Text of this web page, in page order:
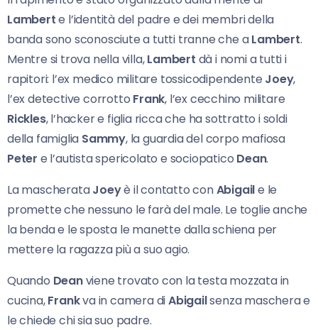
Lamberte l’identità del padre e dei membri della
banda sono sconosciute a tutti tranne che aLambert.
Mentre si trova nella villa,Lambert dà i nomi a tutti i
rapitori: l’ex medico militare tossicodipendente Joey,
l’ex detective corrotto Frank, l’ex cecchino militare
Rickles, l’hacker e figlia ricca che ha sottratto i soldi
della famiglia Sammy, la guardia del corpo mafiosa
Peter e l’autista spericolato e sociopatico Dean.
La mascherataJoeyè il contatto conAbigaile le
promette che nessuno le farà del male. Le toglie anche
la benda e le sposta le manette dalla schiena per
mettere la ragazza più a suo agio.
Quando Deanviene trovato con la testa mozzata in
cucina,Frankva in camera diAbigailsenza maschera e
le chiede chi sia suo padre.